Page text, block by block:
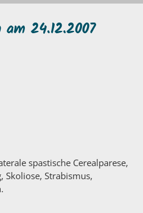
24.12.2007
spastische Cerealparese,
Skoliose, Strabismus,